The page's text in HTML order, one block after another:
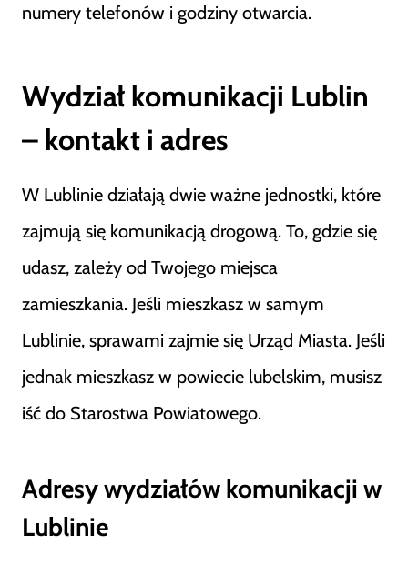
numery telefonów i godziny otwarcia.
Wydział komunikacji Lublin
– kontakt i adres
W Lublinie działają dwie ważne jednostki, które
zajmują się komunikacją drogową. To, gdzie się
udasz, zależy od Twojego miejsca
zamieszkania. Jeśli mieszkasz w samym
Lublinie, sprawami zajmie się Urząd Miasta. Jeśli
jednak mieszkasz w powiecie lubelskim, musisz
iść do Starostwa Powiatowego.
Adresy wydziałów komunikacji w
Lublinie